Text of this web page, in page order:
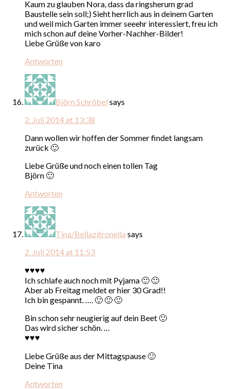
Kaum zu glauben Nora, dass da ringsherum grad
Baustelle sein soll;) Sieht herrlich aus in deinem Garten
und weil mich Garten immer seeehr interessiert, freu ich
mich schon auf deine Vorher-Nachher-Bilder!
Liebe Grüße von karo
Antworten
Björn Schröbel says
2. Juli 2014 at 13:38
Dann wollen wir hoffen der Sommer findet langsam
zurück 🙂
Liebe Grüße und noch einen tollen Tag
Björn 🙂
Antworten
Tina/Bellazitronella says
2. Juli 2014 at 11:53
♥♥♥♥
Ich schlafe auch noch mit Pyjama 🙂 🙂
Aber ab Freitag meldet er hier 30 Grad!!
Ich bin gespannt. …. 🙂 🙂 🙂
Bin schon sehr neugierig auf dein Beet 🙂
Das wird sicher schön. …
♥♥♥
Liebe Grüße aus der Mittagspause 🙂
Deine Tina
Antworten